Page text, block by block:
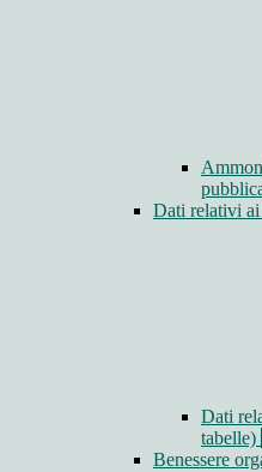
Dati relativi ai
Dati
tabelle)
Benessere